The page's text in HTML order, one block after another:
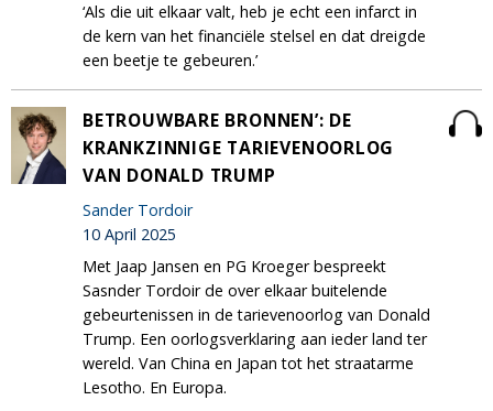
‘Als die uit elkaar valt, heb je echt een infarct in
de kern van het financiële stelsel en dat dreigde
een beetje te gebeuren.’
BETROUWBARE BRONNEN’: DE
KRANKZINNIGE TARIEVENOORLOG
VAN DONALD TRUMP
Sander Tordoir
10 April 2025
Met Jaap Jansen en PG Kroeger bespreekt
Sasnder Tordoir de over elkaar buitelende
gebeurtenissen in de tarievenoorlog van Donald
Trump. Een oorlogsverklaring aan ieder land ter
wereld. Van China en Japan tot het straatarme
Lesotho. En Europa.